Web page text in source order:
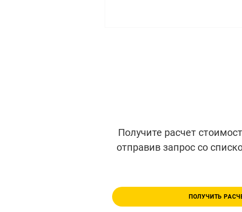
Получите расчет
отправив запрос со
ПОЛУЧИТЬ